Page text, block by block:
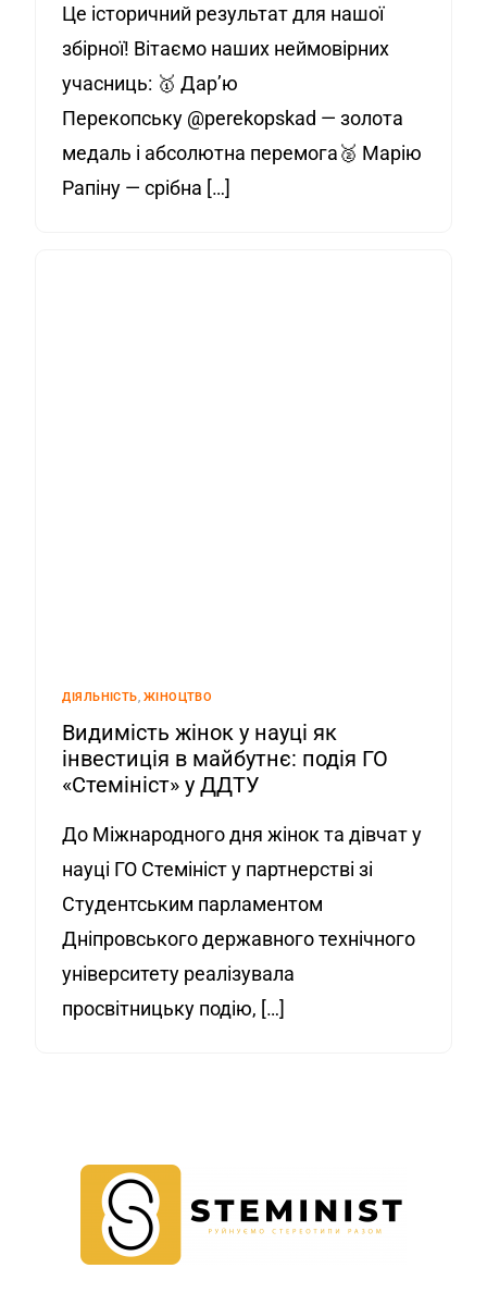
Це історичний результат для нашої
збірної! Вітаємо наших неймовірних
учасниць: 🥇 Дар’ю
Перекопську @perekopskad — золота
медаль і абсолютна перемога🥈 Марію
Рапіну — срібна […]
ДІЯЛЬНІСТЬ, ЖІНОЦТВО
Видимість жінок у науці як
інвестиція в майбутнє: подія ГО
«Стемініст» у ДДТУ
До Міжнародного дня жінок та дівчат у
науці ГО Стемініст у партнерстві зі
Студентським парламентом
Дніпровського державного технічного
університету реалізувала
просвітницьку подію, […]